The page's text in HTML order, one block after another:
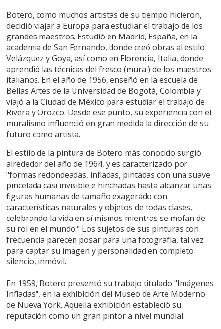
Botero, como muchos artistas de su tiempo hicieron,
decidió viajar a Europa para estudiar el trabajo de los
grandes maestros. Estudió en Madrid, España, en la
academia de San Fernando, donde creó obras al estilo
Velázquez y Goya, así como en Florencia, Italia, donde
aprendió las técnicas del fresco (mural) de los maestros
italianos. En el año de 1956, enseñó en la escuela de
Bellas Artes de la Universidad de Bogotá, Colombia y
viajó a la Ciudad de México para estudiar el trabajo de
Rivera y Orozco. Desde ese punto, su experiencia con el
muralismo influenció en gran medida la dirección de su
futuro como artista.
El estilo de la pintura de Botero más conocido surgió
alrededor del año de 1964, y es caracterizado por
"formas redondeadas, infladas, pintadas con una suave
pincelada casi invisible e hinchadas hasta alcanzar unas
figuras humanas de tamaño exagerado con
características naturales y objetos de todas clases,
celebrando la vida en sí mismos mientras se mofan de
su rol en el mundo." Los sujetos de sus pinturas con
frecuencia parecen posar para una fotografía, tal vez
para captar su imagen y personalidad en completo
silencio, inmóvil.
En 1959, Botero presentó su trabajo titulado "Imágenes
Infladas", en la exhibición del Museo de Arte Moderno
de Nueva York. Aquella exhibición estableció su
reputación como un gran pintor a nivel mundial.